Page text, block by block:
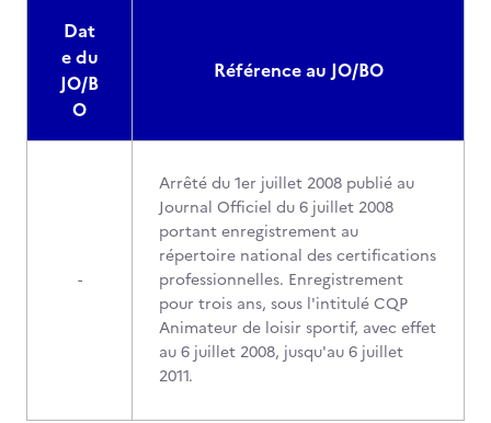
Dat
e du
JO/B
O
Référence au JO/BO
-
Arrêté du 1er juillet 2008 publié au
Journal Officiel du 6 juillet 2008
portant enregistrement au
répertoire national des certifications
professionnelles. Enregistrement
pour trois ans, sous l'intitulé CQP
Animateur de loisir sportif, avec effet
au 6 juillet 2008, jusqu'au 6 juillet
2011.